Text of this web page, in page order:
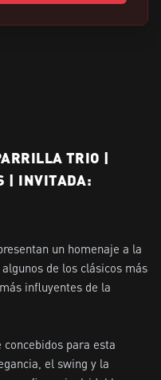
TRIO |
| INVITADA:
un homenaje a la
de los clásicos más
influyentes de la
para esta
el swing y la